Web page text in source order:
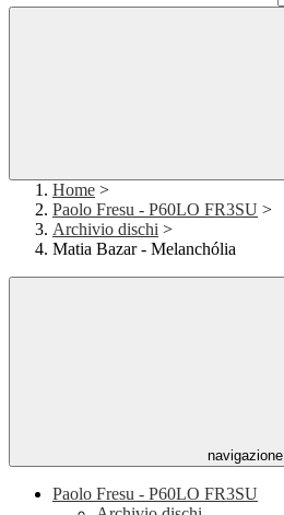
Home >
Paolo Fresu - P60LO FR3SU >
Archivio dischi >
Matia Bazar - Melanchólia
navigazione
Paolo Fresu - P60LO FR3SU